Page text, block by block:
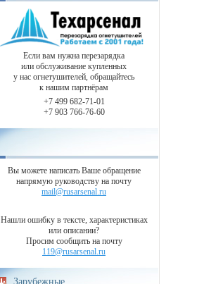
Если вам нужна перезарядка
или обслуживание купленных
у нас огнетушителей, обращайтесь
к нашим партнёрам
+7 499 682-71-01
+7 903 766-76-60
Вы можете написать Ваше обращение
напрямую руководству на почту
mail@rusarsenal.ru
Нашли ошибку в тексте, характеристиках
или описании?
Просим сообщить на почту
119@rusarsenal.ru
Зарубежные